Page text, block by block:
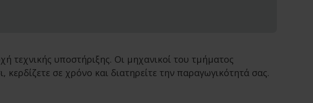
τεχνικής υποστήριξης. Οι μηχανικοί του τμήματος
σε χρόνο και διατηρείτε την παραγωγικότητά σας.